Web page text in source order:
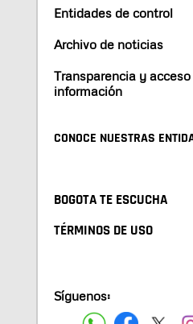
Entidades de control
Archivo de noticias
Transparencia y
información
CONOCE NUESTRAS
BOGOTA TE ESCUCHA
TÉRMINOS DE USO
Síguenos: